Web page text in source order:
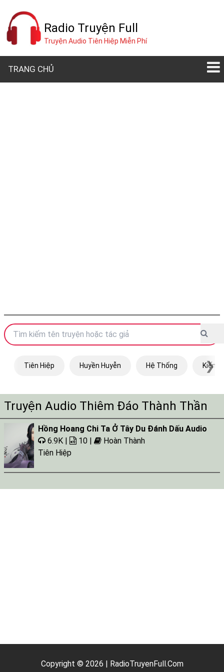
Radio Truyện Full
Truyện Audio Tiên Hiệp Miễn Phí
TRANG CHỦ
Tiên Hiệp Huyền Huyễn Hệ Thống Kiếm
❯
Truyện Audio Thiêm Đáo Thành Thần
Hồng Hoang Chi Ta Ở Tây Du Đánh Dấu Audio
6.9K |
10 |
Hoàn Thành
Tiên Hiệp
Copyright © 2026 | RadioTruyenFull.Com